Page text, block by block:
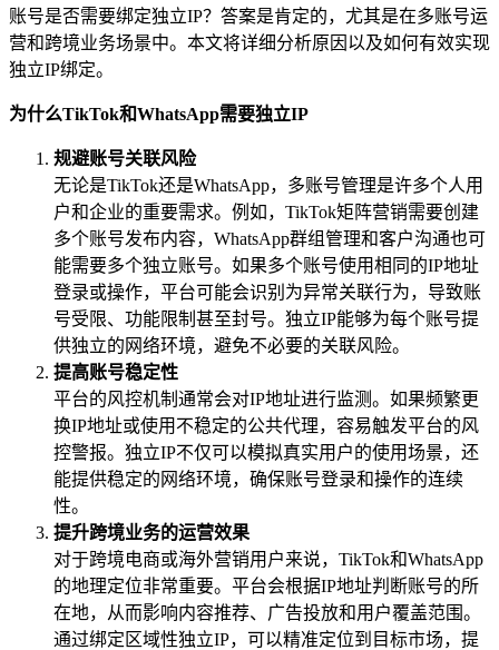
账号是否需要绑定独立IP？答案是肯定的，尤其是在多账号运
营和跨境业务场景中。本文将详细分析原因以及如何有效实现
独立IP绑定。
为什么TikTok和WhatsApp需要独立IP
规避账号关联风险
无论是TikTok还是WhatsApp，多账号管理是许多个人用
户和企业的重要需求。例如，TikTok矩阵营销需要创建
多个账号发布内容，WhatsApp群组管理和客户沟通也可
能需要多个独立账号。如果多个账号使用相同的IP地址
登录或操作，平台可能会识别为异常关联行为，导致账
号受限、功能限制甚至封号。独立IP能够为每个账号提
供独立的网络环境，避免不必要的关联风险。
提高账号稳定性
平台的风控机制通常会对IP地址进行监测。如果频繁更
换IP地址或使用不稳定的公共代理，容易触发平台的风
控警报。独立IP不仅可以模拟真实用户的使用场景，还
能提供稳定的网络环境，确保账号登录和操作的连续
性。
提升跨境业务的运营效果
对于跨境电商或海外营销用户来说，TikTok和WhatsApp
的地理定位非常重要。平台会根据IP地址判断账号的所
在地，从而影响内容推荐、广告投放和用户覆盖范围。
通过绑定区域性独立IP，可以精准定位到目标市场，提